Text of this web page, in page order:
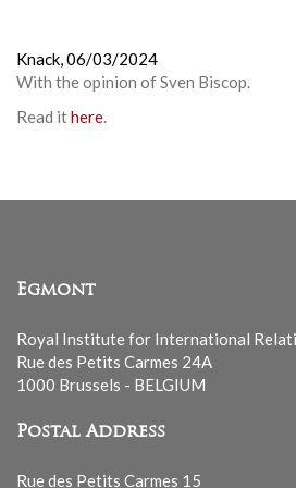
Knack,06/03/2024
With the opinion ofSven Biscop.
Read ithere.
Egmont
Royal Institute for International
Rue des Petits Carmes 24A
1000 Brussels - BELGIUM
Postal Address
Rue des Petits Carmes 15